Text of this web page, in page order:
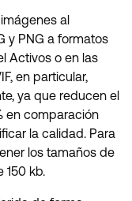
al
y PNG a formatos
Activos o en las
en particular,
ya que reducen el
en comparación
la calidad. Para
los tamaños de
150 kb.